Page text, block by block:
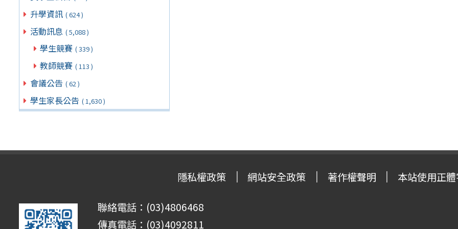
升學資訊 ( 624 )
活動訊息 ( 5,088 )
學生競賽 ( 339 )
教師競賽 ( 113 )
會議公告 ( 62 )
學生家長公告 ( 1,630 )
隱私權政策 網站安全政策 著作權聲明 本站使用正
聯絡電話：(03)4806468
傳真電話：(03)4092811